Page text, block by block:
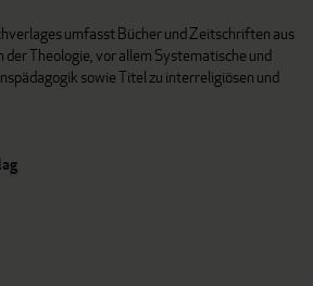
umfasst Bücher und Zeitschriften aus
Theologie, vor allem Systematische und
sowie Titel zu interreligiösen und